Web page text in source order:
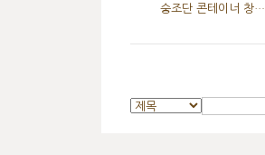
숭조단 콘테이너 창…